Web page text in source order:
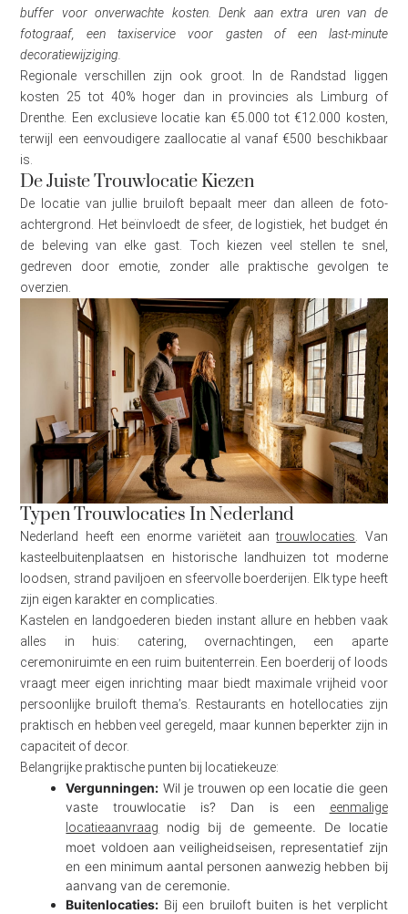
buffer voor onverwachte kosten. Denk aan extra uren van de
fotograaf, een taxiservice voor gasten of een last-minute
decoratiewijziging.
Regionale verschillen zijn ook groot. In de Randstad liggen
kosten 25 tot 40% hoger dan in provincies als Limburg of
Drenthe. Een exclusieve locatie kan €5.000 tot €12.000 kosten,
terwijl een eenvoudigere zaallocatie al vanaf €500 beschikbaar
is.
De Juiste Trouwlocatie Kiezen
De locatie van jullie bruiloft bepaalt meer dan alleen de foto-
achtergrond. Het beïnvloedt de sfeer, de logistiek, het budget én
de beleving van elke gast. Toch kiezen veel stellen te snel,
gedreven door emotie, zonder alle praktische gevolgen te
overzien.
Typen Trouwlocaties In Nederland
Nederland heeft een enorme variëteit aantrouwlocaties . Van
kasteelbuitenplaatsen en historische landhuizen tot moderne
loodsen, strand paviljoen en sfeervolle boerderijen. Elk type heeft
zijn eigen karakter en complicaties.
Kastelen en landgoederen bieden instant allure en hebben vaak
alles in huis: catering, overnachtingen, een aparte
ceremoniruimte en een ruim buitenterrein. Een boerderij of loods
vraagt meer eigen inrichting maar biedt maximale vrijheid voor
persoonlijke bruiloft thema’s. Restaurants en hotellocaties zijn
praktisch en hebben veel geregeld, maar kunnen beperkter zijn in
capaciteit of decor.
Belangrijke praktische punten bij locatiekeuze:
Vergunningen: Wil je trouwen op een locatie die geen
vaste trouwlocatie is? Dan is een
eenmalige
locatieaanvraag
nodig bij de gemeente. De locatie
moet voldoen aan veiligheidseisen, representatief zijn
en een minimum aantal personen aanwezig hebben bij
aanvang van de ceremonie.
Buitenlocaties: Bij een bruiloft buiten is het verplicht